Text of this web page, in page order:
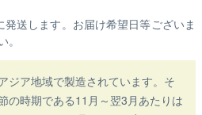
送します。お届け希望日等ございま
ジア地域で製造されています。そ
の時期である11月～翌3月あたりは